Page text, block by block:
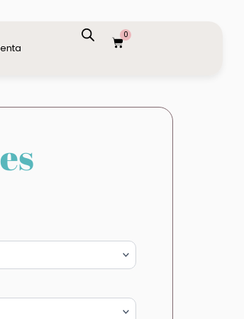
0
Carrito